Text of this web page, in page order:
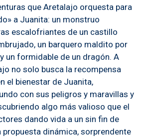
que Aretalajo orquesta para
a Juanita: un monstruo
escalofriantes de un castillo
un barquero maldito por
un formidable de un dragón. A
no solo busca la recompensa
el bienestar de Juanita,
con sus peligros y maravillas y
algo más valioso que el
dando vida a un sin fin de
propuesta dinámica, sorprendente